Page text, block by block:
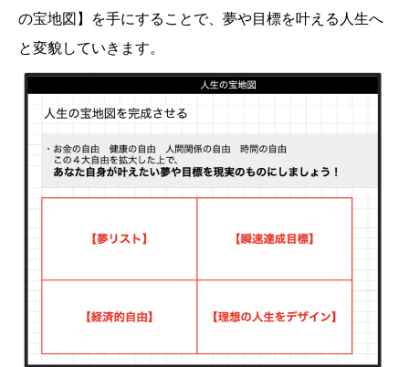
の宝地図】を手にすることで、夢や目標を叶える人生へ
と変貌していきます。